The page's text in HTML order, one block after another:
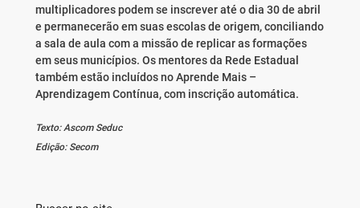
multiplicadores podem se inscrever até o dia 30 de abril
e permanecerão em suas escolas de origem, conciliando
a sala de aula com a missão de replicar as formações
em seus municípios. Os mentores da Rede Estadual
também estão incluídos no Aprende Mais –
Aprendizagem Contínua, com inscrição automática.
Texto: Ascom Seduc
Edição: Secom